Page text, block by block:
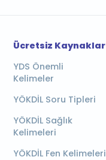
Ücretsiz Kaynaklar
YDS Önemli
Kelimeler
YÖKDİL Soru Tipleri
YÖKDİL Sağlık
Kelimeleri
YÖKDİL Fen Kelimeleri